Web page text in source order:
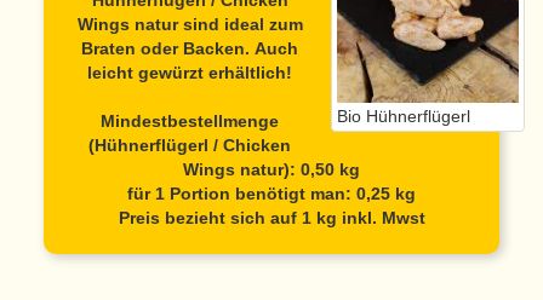
Bio Hühnerflügerl
Wings natursind ideal zum
Braten oder Backen. Auch
leicht gewürzt erhältlich!
Mindestbestellmenge
(Hühnerflügerl / Chicken
Wings natur): 0,50 kg
für 1 Portion benötigt man: 0,25 kg
Preis bezieht sich auf 1 kg inkl. Mwst